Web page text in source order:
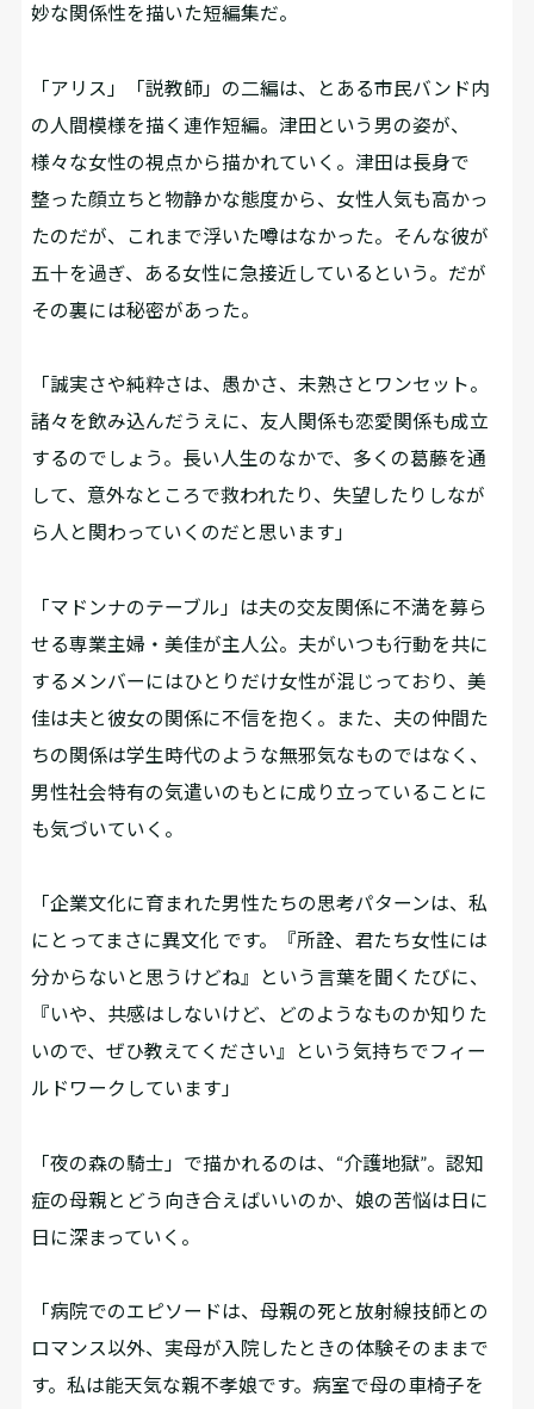
妙な関係性を描いた短編集だ。
「アリス」「説教師」の二編は、とある市民バンド内
の人間模様を描く連作短編。津田という男の姿が、
様々な女性の視点から描かれていく。津田は長身で
整った顔立ちと物静かな態度から、女性人気も高かっ
たのだが、これまで浮いた噂はなかった。そんな彼が
五十を過ぎ、ある女性に急接近しているという。だが
その裏には秘密があった。
「誠実さや純粋さは、愚かさ、未熟さとワンセット。
諸々を飲み込んだうえに、友人関係も恋愛関係も成立
するのでしょう。長い人生のなかで、多くの葛藤を通
して、意外なところで救われたり、失望したりしなが
ら人と関わっていくのだと思います」
「マドンナのテーブル」は夫の交友関係に不満を募ら
せる専業主婦・美佳が主人公。夫がいつも行動を共に
するメンバーにはひとりだけ女性が混じっており、美
佳は夫と彼女の関係に不信を抱く。また、夫の仲間た
ちの関係は学生時代のような無邪気なものではなく、
男性社会特有の気遣いのもとに成り立っていることに
も気づいていく。
「企業文化に育まれた男性たちの思考パターンは、私
にとってまさに異文化 です。『所詮、君たち女性には
分からないと思うけどね』という言葉を聞くたびに、
『いや、共感はしないけど、どのようなものか知りた
いので、ぜひ教えてください』という気持ちでフィー
ルドワークしています」
「夜の森の騎士」で描かれるのは、“介護地獄”。認知
症の母親とどう向き合えばいいのか、娘の苦悩は日に
日に深まっていく。
「病院でのエピソードは、母親の死と放射線技師との
ロマンス以外、実母が入院したときの体験そのままで
す。私は能天気な親不孝娘です。病室で母の車椅子を